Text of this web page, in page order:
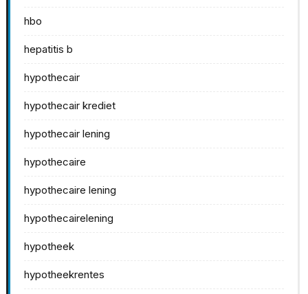
hbo
hepatitis b
hypothecair
hypothecair krediet
hypothecair lening
hypothecaire
hypothecaire lening
hypothecairelening
hypotheek
hypotheekrentes